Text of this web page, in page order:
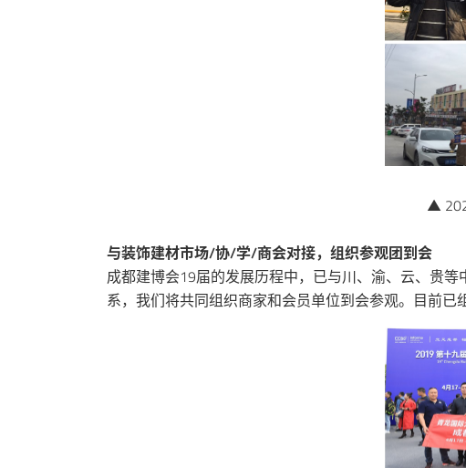
▲
与装饰建材市场/协/学/商会对接，组织参观团到会
成都建博会19届的发展历程中，已与川、渝、云、贵
系，我们将共同组织商家和会员单位到会参观。目前